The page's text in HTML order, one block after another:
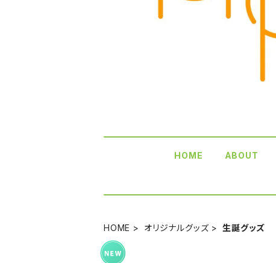
HOME ABOUT
HOME オリジナルグッズ 生誕グッズ